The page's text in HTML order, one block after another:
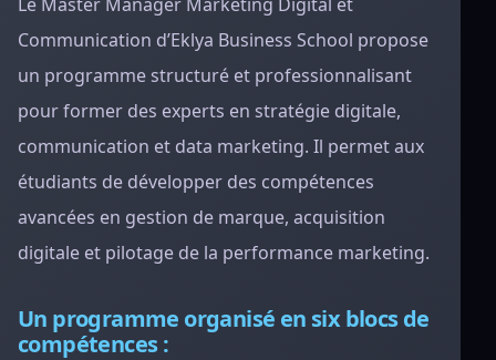
Communication d’Eklya Business School propose
un programme structuré et professionnalisant
pour former des experts en stratégie digitale,
communication et data marketing. Il permet aux
étudiants de développer des compétences
avancées en gestion de marque, acquisition
digitale et pilotage de la performance marketing.
Un programme organisé en six blocs de
compétences :